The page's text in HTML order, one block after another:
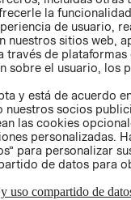
AVISO DE
la
de usuario,
nuestros sitios web,
de plataformas
sobre el usuario, los
y está de acuerdo
socios
las cookies
personalizadas.
para personalizar
de datos para
uso compartido de